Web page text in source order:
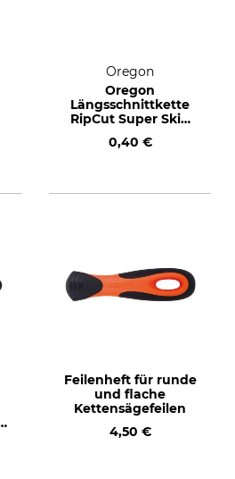
Oregon
Oregon
Längsschnittkette
RipCut Super Skip
0,40 €
Feilenheft für runde
und flache
Kettensägefeilen
4,50 €